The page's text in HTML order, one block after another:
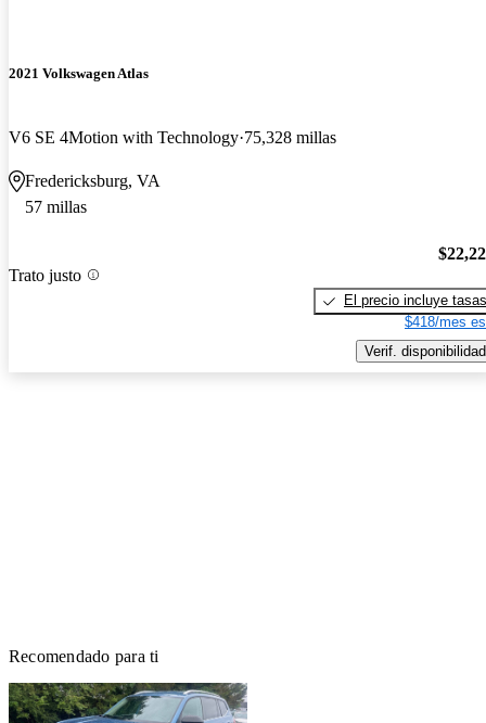
2021 Volkswagen Atlas
V6 SE 4Motion with Technology 75,328 millas
Fredericksburg, VA
57 millas
Trato justo
El precio incluye tasas
$418/mes
Verif. disponibilidad
Recomendado para ti